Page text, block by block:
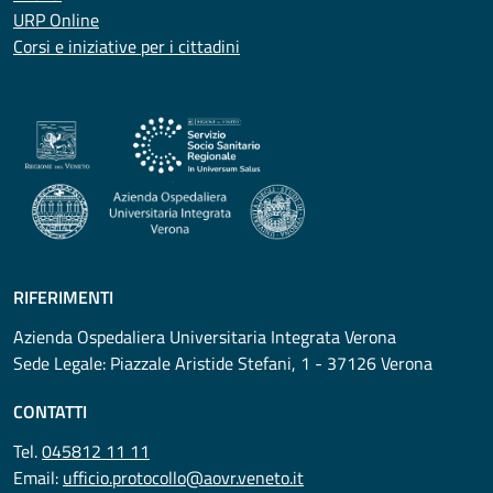
URP Online
Corsi e iniziative per i cittadini
RIFERIMENTI
Azienda Ospedaliera Universitaria Integrata Verona
Sede Legale: Piazzale Aristide Stefani, 1 - 37126 Verona
CONTATTI
Tel.045812 11 11
Email: ufficio.protocollo@aovr.veneto.it